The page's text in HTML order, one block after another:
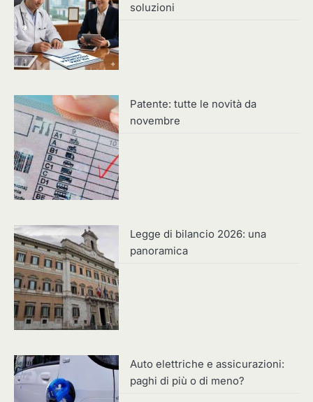
soluzioni
Patente: tutte le novità da
novembre
Legge di bilancio 2026: una
panoramica
Auto elettriche e assicurazioni:
paghi di più o di meno?